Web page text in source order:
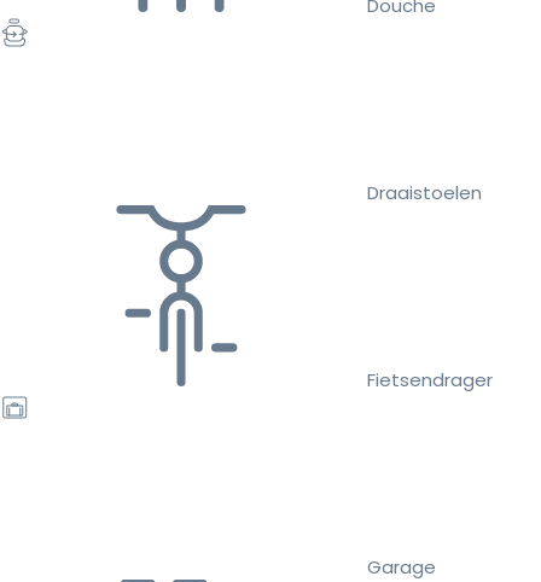
Douche
Draaistoelen
Fietsendrager
Garage